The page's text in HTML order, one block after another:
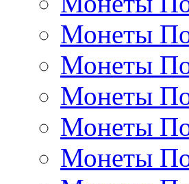
Монеты
Монеты
Монеты
Монеты
Монеты